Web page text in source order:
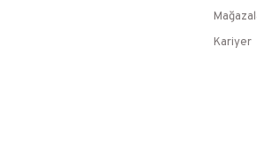
Kariyer